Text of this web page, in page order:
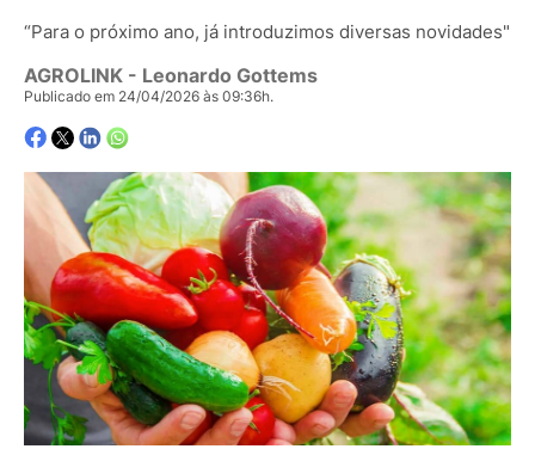
“Para o próximo ano, já introduzimos diversas novidades"
AGROLINK - Leonardo Gottems
Publicado em 24/04/2026 às 09:36h.